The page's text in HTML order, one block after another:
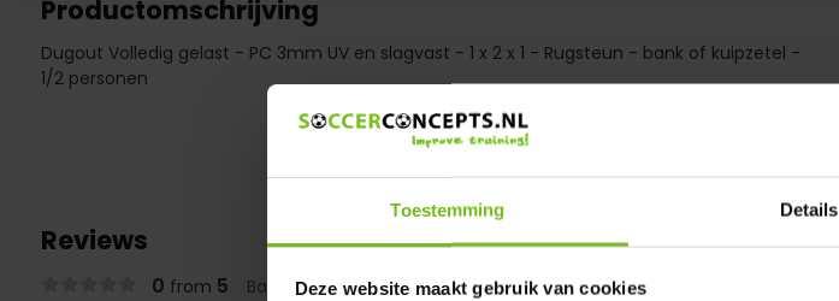
Toestemming Details
Deze website maakt gebruik van cookies
Productomschrijving
Dugout Volledig gelast - PC 3mm UV en slagvast - 1 x 2 x 1 - Rugsteun - bank of kuipzetel -
1/2 personen
Reviews
0 from 5 Based on 0 reviews